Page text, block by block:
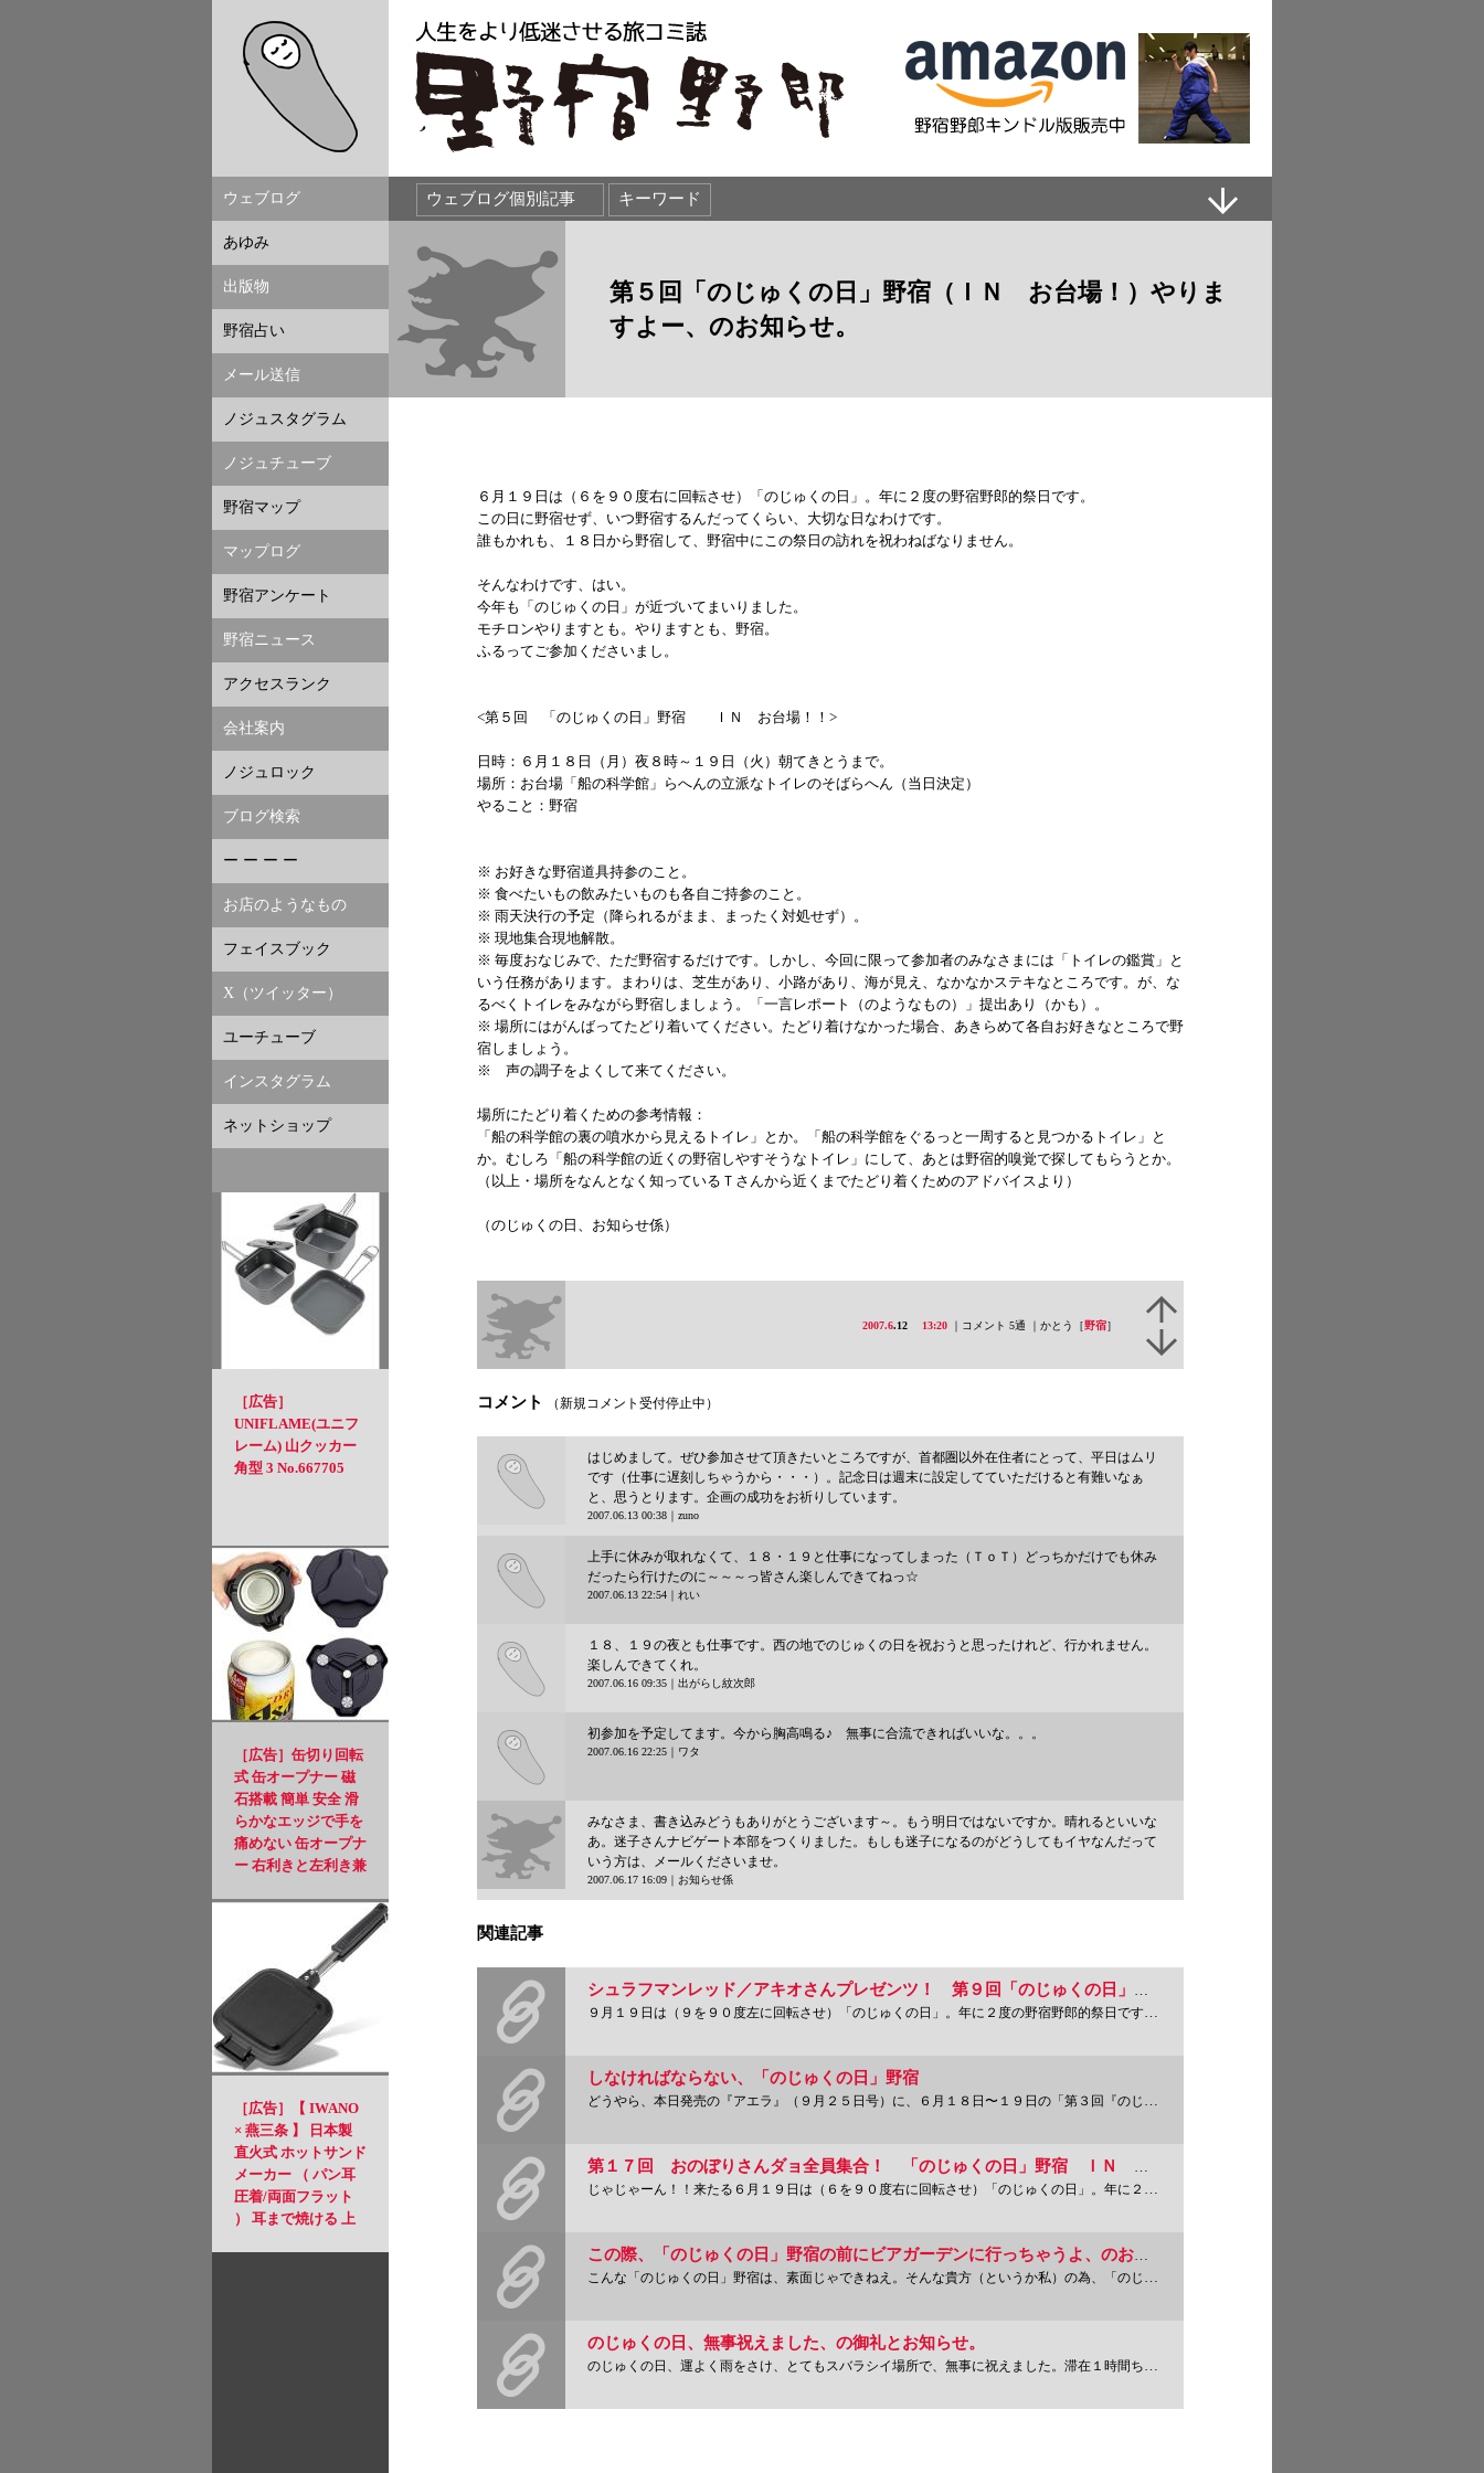
ウェブログ
あゆみ
出版物
野宿占い
メール送信
ノジュスタグラム
ノジュチューブ
野宿マップ
マップログ
野宿アンケート
野宿ニュース
アクセスランク
会社案内
ノジュロック
ブログ検索
ー ー ー ー
お店のようなもの
フェイスブック
X（ツイッター）
ユーチューブ
インスタグラム
ネットショップ
［広告］
UNIFLAME(ユニフ
レーム) 山クッカー
角型 3 No.667705
［広告］缶切り回転
式 缶オープナー 磁
石搭載 簡単 安全 滑
らかなエッジで手を
痛めない 缶オープナ
ー 右利きと左利き兼
ル缶 4.8～8.5cmの缶
に適用 ブラック
［広告］【 IWANO
× 燕三条 】 日本製
直火式 ホットサンド
メーカー （ パン耳
圧着/両面フラット
） 耳まで焼ける 上
第５回「のじゅくの日」野宿（ＩＮ お台場！）やりま
すよー、のお知らせ。
６月１９日は（６を９０度右に回転させ）「のじゅくの日」。年に２度の野宿野郎的祭日です。
この日に野宿せず、いつ野宿するんだってくらい、大切な日なわけです。
誰もかれも、１８日から野宿して、野宿中にこの祭日の訪れを祝わねばなりません。
そんなわけです、はい。
今年も「のじゅくの日」が近づいてまいりました。
モチロンやりますとも。やりますとも、野宿。
ふるってご参加くださいまし。
<第５回 「のじゅくの日」野宿 ＩＮ お台場！！>
日時：６月１８日（月）夜８時～１９日（火）朝てきとうまで。
場所：お台場「船の科学館」らへんの立派なトイレのそばらへん（当日決定）
やること：野宿
※ お好きな野宿道具持参のこと。
※ 食べたいもの飲みたいものも各自ご持参のこと。
※ 雨天決行の予定（降られるがまま、まったく対処せず）。
※ 現地集合現地解散。
※ 毎度おなじみで、ただ野宿するだけです。しかし、今回に限って参加者のみなさまには「トイレの鑑賞」と
いう任務があります。まわりは、芝生があり、小路があり、海が見え、なかなかステキなところです。が、な
るべくトイレをみながら野宿しましょう。「一言レポート（のようなもの）」提出あり（かも）。
※ 場所にはがんばってたどり着いてください。たどり着けなかった場合、あきらめて各自お好きなところで野
宿しましょう。
※ 声の調子をよくして来てください。
場所にたどり着くための参考情報：
「船の科学館の裏の噴水から見えるトイレ」とか。「船の科学館をぐるっと一周すると見つかるトイレ」と
か。むしろ「船の科学館の近くの野宿しやすそうなトイレ」にして、あとは野宿的嗅覚で探してもらうとか。
（以上・場所をなんとなく知っているＴさんから近くまでたどり着くためのアドバイスより）
（のじゅくの日、お知らせ係）
2007.6.12 13:20 ｜コメント 5通 ｜かとう［野宿］
コメント （新規コメント受付停止中）
はじめまして。ぜひ参加させて頂きたいところですが、首都圏以外在住者にとって、平日はムリ
です（仕事に遅刻しちゃうから・・・）。記念日は週末に設定してていただけると有難いなぁ
と、思うとります。企画の成功をお祈りしています。
2007.06.13 00:38｜zuno
れい
上手に休みが取れなくて、１８・１９と仕事になってしまった（ＴｏＴ）どっちかだけでも休み
だったら行けたのに～～～っ皆さん楽しんできてねっ☆
2007.06.13 22:54｜れい
出がらし紋次
１８、１９の夜とも仕事です。西の地でのじゅくの日を祝おうと思ったけれど、行かれません。
楽しんできてくれ。
2007.06.16 09:35｜出がらし紋次郎
ワタ
初参加を予定してます。今から胸高鳴る♪ 無事に合流できればいいな。。。
2007.06.16 22:25｜ワタ
みなさま、書き込みどうもありがとうございます～。もう明日ではないですか。晴れるといいな
あ。迷子さんナビゲート本部をつくりました。もしも迷子になるのがどうしてもイヤなんだって
いう方は、メールくださいませ。
2007.06.17 16:09｜お知らせ係
関連記事
シュラフマンレッド／アキオさんプレゼンツ！ 第９回「のじゅくの日」野宿、やっちゃうよー、のお知らせ。
９月１９日は（９を９０度左に回転させ）「のじゅくの日」。年に２度の野宿野郎的祭日です。この日に野宿せず、いつ野宿するん
しなければならない、「のじゅくの日」野宿
どうやら、本日発売の『アエラ』（９月２５日号）に、６月１８日〜１９日の「第３回『のじゅくの日』野宿ＩＮ代々木公園」
第１７回 おのぼりさんダョ全員集合！ 「のじゅくの日」野宿 ＩＮ スカイツリーらへん やるよー、のお知らせ。
じゃじゃーん！！来たる６月１９日は（６を９０度右に回転させ）「のじゅくの日」。年に２度の野宿野郎的祭日です。この日
この際、「のじゅくの日」野宿の前にビアガーデンに行っちゃうよ、のお知らせ。
こんな「のじゅくの日」野宿は、素面じゃできねえ。そんな貴方（というか私）の為、「のじゅくの日」野宿大会の前には、「
のじゅくの日、無事祝えました、の御礼とお知らせ。
のじゅくの日、運よく雨をさけ、とてもスバラシイ場所で、無事に祝えました。滞在１時間ちょいで「美女との呑み会」へと向か
1
4
5